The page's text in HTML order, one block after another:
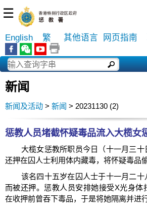
☰
English 繁 其他语言 网页指南
新闻
新闻及活动 > 新闻 > 20231130 (2)
惩教人员堵截怀疑毒品流入大榄女
大榄女惩教所职员今日（十一月三
还押在囚人士利用体内藏毒，将怀疑毒品
该名四十五岁在囚人士于十一月二
而被还押。惩教人员安排她接受X光身体
在收押前曾吞下毒品，于是将她隔离并进